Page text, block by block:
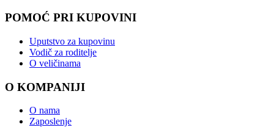
POMOĆ PRI KUPOVINI
Uputstvo za kupovinu
Vodič za roditelje
O veličinama
O KOMPANIJI
O nama
Zaposlenje